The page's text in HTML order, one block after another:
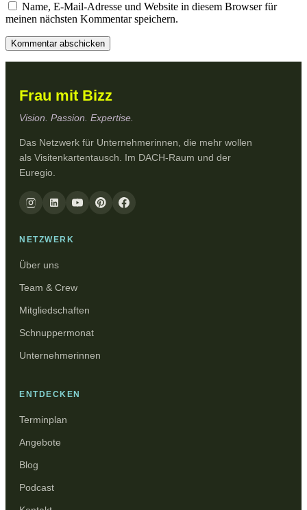
Name, E-Mail-Adresse und Website in diesem Browser für
meinen nächsten Kommentar speichern.
Frau mit Bizz
Vision. Passion. Expertise.
Das Netzwerk für Unternehmerinnen, die mehr wollen
als Visitenkartentausch. Im DACH-Raum und der
Euregio.
NETZWERK
Über uns
Team & Crew
Mitgliedschaften
Schnuppermonat
Unternehmerinnen
ENTDECKEN
Terminplan
Angebote
Blog
Podcast